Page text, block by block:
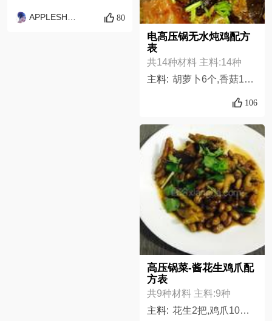
APPLESHERO 80
电高压锅无水炖鸡配方
表
共14种材料 主料:14种
主料: 胡萝卜6个,香菇150克,鸡1只,老抽15克,生抽20克,玉米油25克,十三香粉10克,干花椒粒5克,料酒15克,香葱4根,生姜1大块,白酒20克,蒜头1大个,虾米粉5克,
106
高压锅菜-酱花生鸡爪配
方表
共9种材料 主料:9种
主料: 花生2把,鸡爪10个,蒜头4瓣,指天椒2根,八角2个,香叶2片,生抽10ml,老抽10ml,盐适量,